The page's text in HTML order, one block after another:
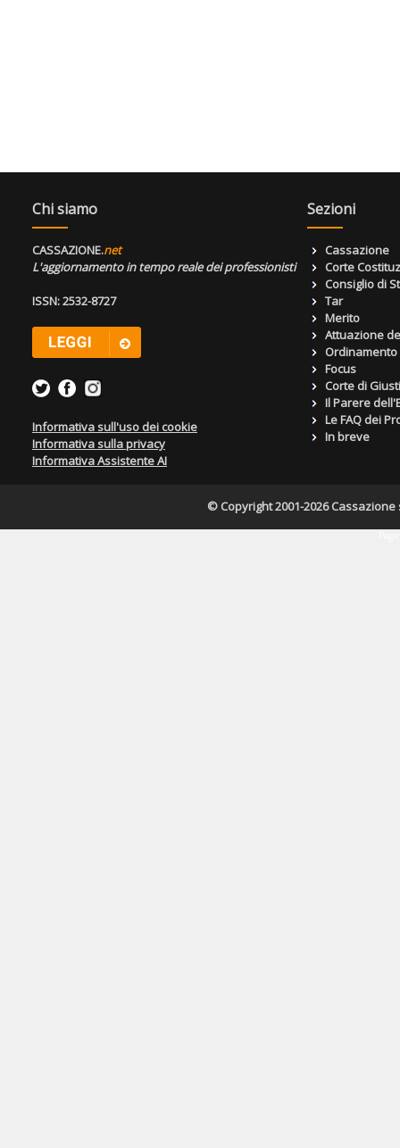
Chi siamo
CASSAZIONE.net
L'aggiornamento in tempo reale dei professionisti
ISSN: 2532-8727
Informativa sull'uso dei cookie
Informativa sulla privacy
Informativa Assistente AI
Sezioni
Cassazione
Corte
Consiglio di
Tar
Merito
Attuazione
Focus
Corte di
Il Parere
Le FAQ dei
In breve
© Copyright 2001-2026 Cassazione